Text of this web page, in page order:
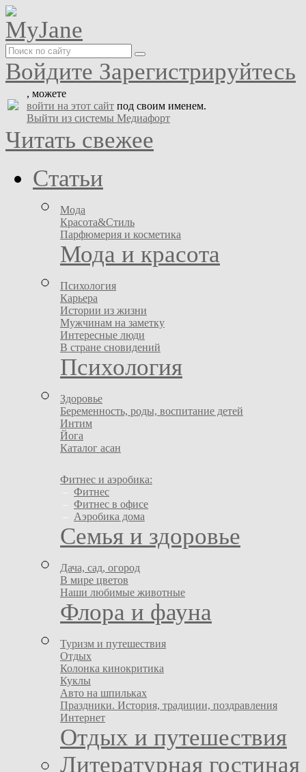
Войдите Зарегистрируйтесь
, можете
войти на этот сайт под своим именем.
Выйти из системы Медиафорт
Читать свежее
Статьи
Мода
Красота&Стиль
Парфюмерия и косметика
Мода и красота
Психология
Карьера
Истории из жизни
Мужчинам на заметку
Интересные люди
В стране сновидений
Психология
Здоровье
Беременность, роды, воспитание детей
Интим
Йога
Каталог асан
Фитнес и аэробика:
Фитнес
Фитнес в офисе
Аэробика дома
Семья и здоровье
Дача, сад, огород
В мире цветов
Наши любимые животные
Флора и фауна
Туризм и путешествия
Отдых
Колонка кинокритика
Куклы
Авто на шпильках
Праздники. История, традиции, поздравления
Интернет
Отдых и путешествия
Литературная гостиная